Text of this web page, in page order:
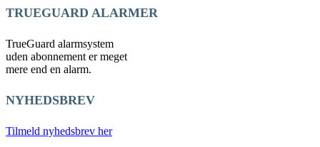
TRUEGUARD ALARMER
TrueGuard alarmsystem
uden abonnement er meget
mere end en alarm.
NYHEDSBREV
Tilmeld nyhedsbrev her